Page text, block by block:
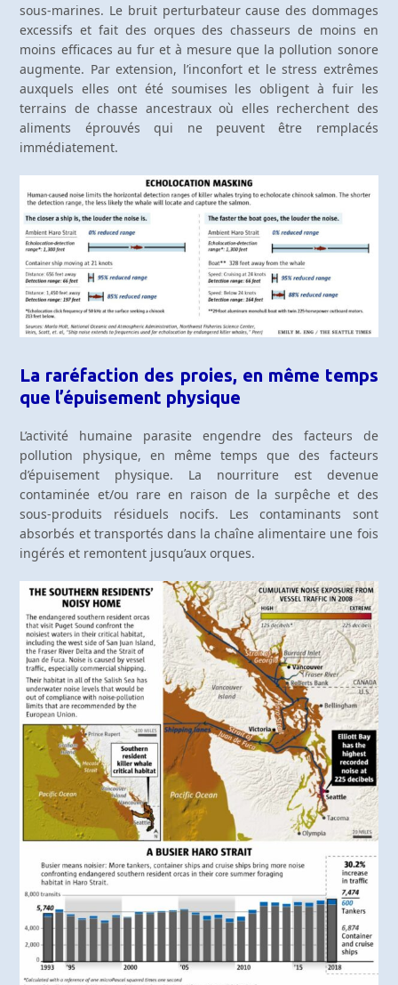
sous-marines. Le bruit perturbateur cause des dommages
excessifs et fait des orques des chasseurs de moins en
moins efficaces au fur et à mesure que la pollution sonore
augmente. Par extension, l’inconfort et le stress extrêmes
auxquels elles ont été soumises les obligent à fuir les
terrains de chasse ancestraux où elles recherchent des
aliments éprouvés qui ne peuvent être remplacés
immédiatement.
La raréfaction des proies, en même temps
que l’épuisement physique
L’activité humaine parasite engendre des facteurs de
pollution physique, en même temps que des facteurs
d’épuisement physique. La nourriture est devenue
contaminée et/ou rare en raison de la surpêche et des
sous-produits résiduels nocifs. Les contaminants sont
absorbés et transportés dans la chaîne alimentaire une fois
ingérés et remontent jusqu’aux orques.